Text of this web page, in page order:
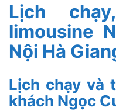
Lịch
limousine
Nội Hà
Lịch chạy và
khách Ngọc